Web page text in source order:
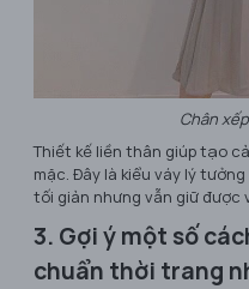
Chân
Thiết kế liền thân giúp tạo
mặc. Đây là kiểu váy lý
tối giản nhưng vẫn giữ được
3. Gợi ý một số
chuẩn thời trang